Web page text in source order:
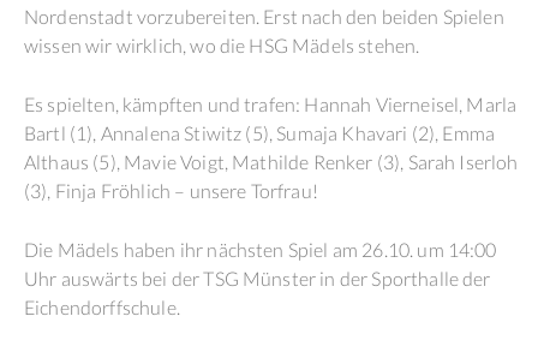
Nordenstadt vorzubereiten. Erst nach den beiden Spielen
wissen wir wirklich, wo die HSG Mädels stehen.
Es spielten, kämpften und trafen: Hannah Vierneisel, Marla
Bartl (1), Annalena Stiwitz (5), Sumaja Khavari (2), Emma
Althaus (5), Mavie Voigt, Mathilde Renker (3), Sarah Iserloh
(3), Finja Fröhlich – unsere Torfrau!
Die Mädels haben ihr nächsten Spiel am 26.10. um 14:00
Uhr auswärts bei der TSG Münster in der Sporthalle der
Eichendorffschule.